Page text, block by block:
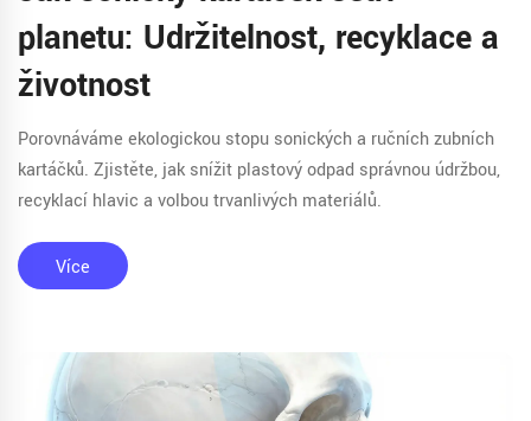
planetu: Udržitelnost, recyklace a
životnost
Porovnáváme ekologickou stopu sonických a ručních zubních
kartáčků. Zjistěte, jak snížit plastový odpad správnou údržbou,
recyklací hlavic a volbou trvanlivých materiálů.
Více